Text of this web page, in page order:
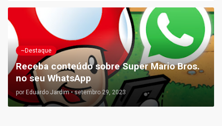
~Destaque
Receba conteúdo sobre Super Mario Bros.
no seu WhatsApp
por Eduardo Jardim • setembro 29, 2023